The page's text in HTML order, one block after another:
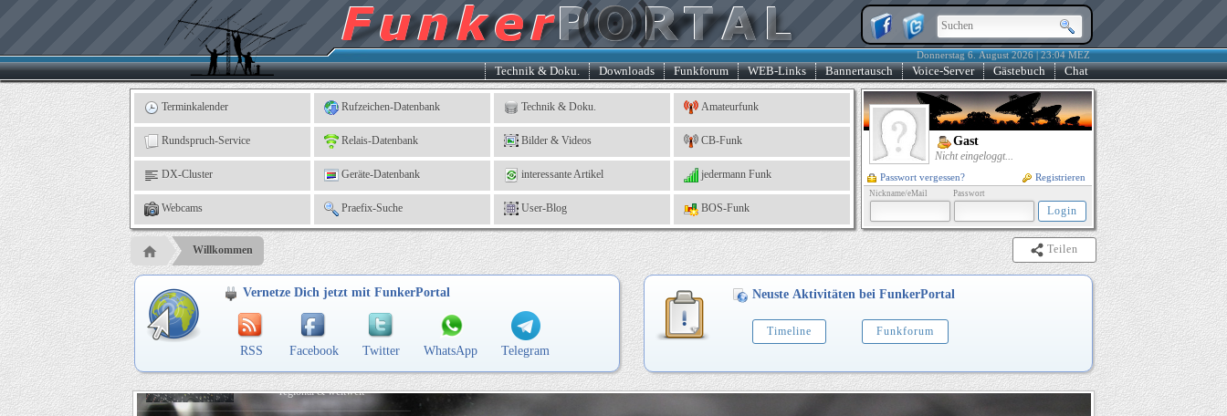
e.
V.,
Leinefelde
Donnerstag 6. August 2026 | 23:04 MEZ
Chat
Gästebuch
Voice-Server
Bannertausch
WEB-Links
Funkforum
Downloads
Technik & Doku.
Teilen
Terminkalender Rufzeichen-Datenbank Technik & Doku. Amateurfunk
Rundspruch-Service Relais-Datenbank Bilder & Videos CB-Funk
DX-Cluster Geräte-Datenbank interessante Artikel jedermann Funk
Webcams Praefix-Suche User-Blog BOS-Funk
Gast
Nicht eingeloggt...
Passwort vergessen? Registrieren
Nickname/eMail Passwort
Willkommen
Vernetze Dich jetzt mit FunkerPortal
RSS Facebook Twitter WhatsApp Telegram
Neuste Aktivitäten bei FunkerPortal
Timeline Funkforum
Kontakte knüpfen
regional & weltweit